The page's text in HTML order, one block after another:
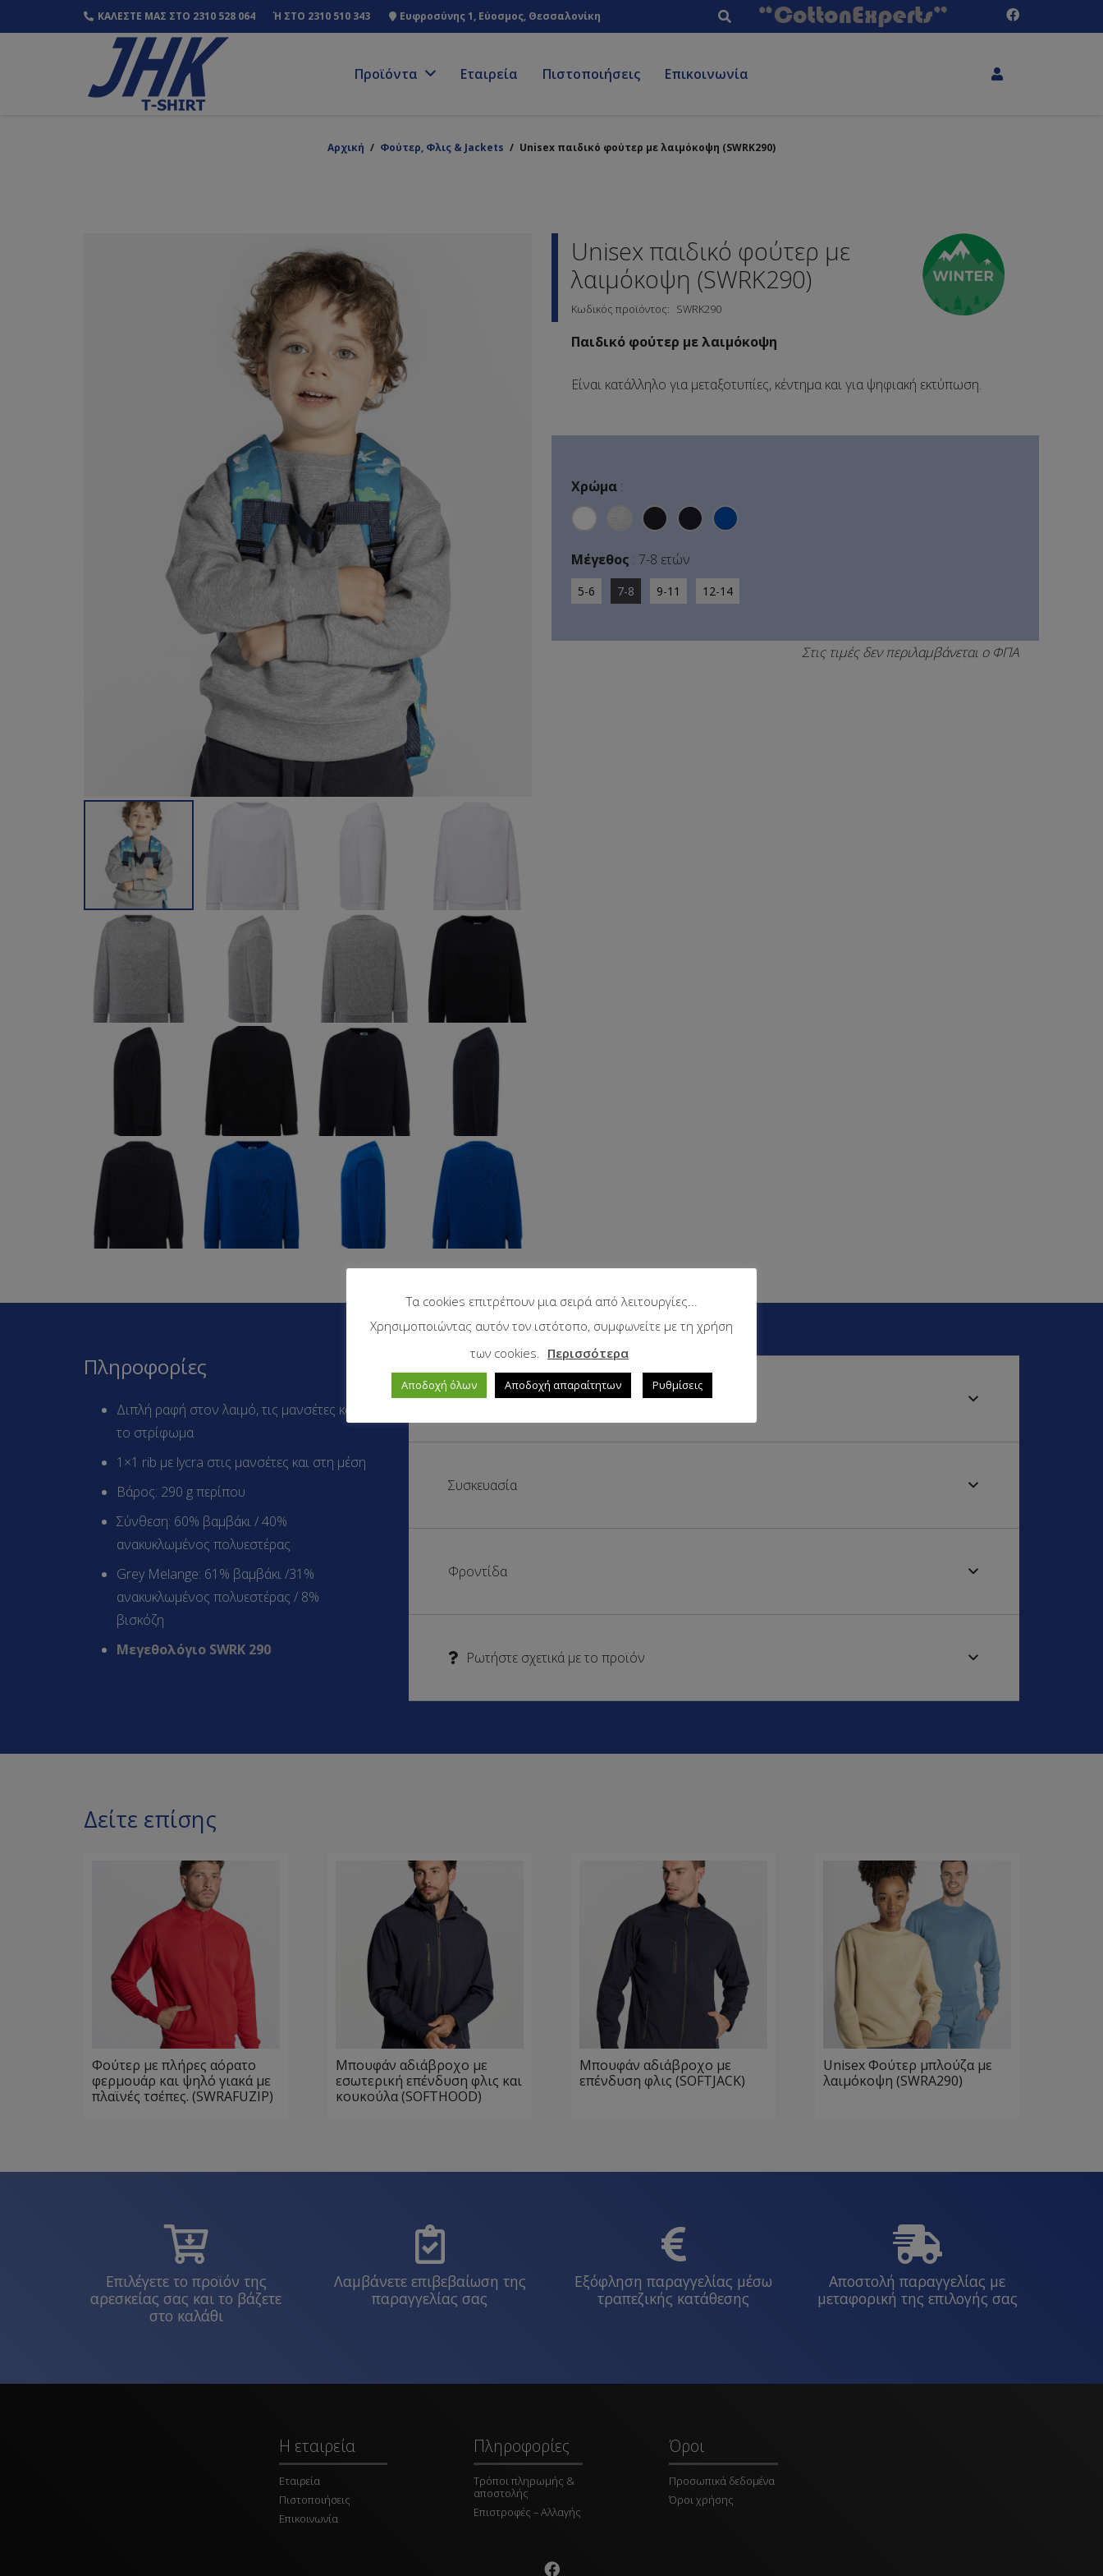
ΚΑΛΕΣΤΕ ΜΑΣ ΣΤΟ 2310 528 064 Ή ΣΤΟ 2310 510 343 Ευφροσύνης 1, Εύοσμος, Θεσσαλονίκη
Προϊόντα Εταιρεία Πιστοποιήσεις Επικοινωνία
Αρχική / Φούτερ, Φλις & Jackets / Unisex παιδικό φούτερ με λαιμόκοψη (SWRK290)
Unisex παιδικό φούτερ με
λαιμόκοψη (SWRK290)
Κωδικός προϊόντος: SWRK290
Παιδικό φούτερ με λαιμόκοψη
Είναι κατάλληλο για μεταξοτυπίες, κέντημα και για ψηφιακή εκτύπωση.
Χρώμα :
Μέγεθος : 7-8 ετών
5-6 7-8 9-11 12-14
Στις τιμές δεν περιλαμβάνεται ο ΦΠΑ
Πληροφορίες
Διπλή ραφή στον λαιμό, τις μανσέτες και
το στρίφωμα
1×1 rib με lycra στις μανσέτες και στη μέση
Βάρος: 290 g περίπου
Σύνθεση: 60% βαμβάκι / 40%
ανακυκλωμένος πολυεστέρας
Grey Melange: 61% βαμβάκι /31%
ανακυκλωμένος πολυεστέρας / 8%
βισκόζη
Μεγεθολόγιο SWRK 290
Χαρακτηριστικά
Συσκευασία
Φροντίδα
Ρωτήστε σχετικά με το προϊόν
Δείτε επίσης
Φούτερ με πλήρες αόρατο
φερμουάρ και ψηλό γιακά με
πλαϊνές τσέπες. (SWRAFUZIP)
Μπουφάν αδιάβροχο με
εσωτερική επένδυση φλις και
κουκούλα (SOFTHOOD)
Μπουφάν αδιάβροχο με
επένδυση φλις (SOFTJACK)
Unisex Φούτερ μπλούζα με
λαιμόκοψη (SWRA290)
Επιλέγετε το προϊόν της
αρεσκείας σας και το βάζετε
στο καλάθι
Λαμβάνετε επιβεβαίωση της
παραγγελίας σας
Εξόφληση παραγγελίας μέσω
τραπεζικής κατάθεσης
Αποστολή παραγγελίας με
μεταφορική της επιλογής σας
Η εταιρεία
Εταιρεία
Πιστοποιήσεις
Επικοινωνία
Πληροφορίες
Τρόποι πληρωμής &
αποστολής
Επιστροφές – Αλλαγής
Όροι
Προσωπικά δεδομένα
Όροι χρήσης
Τα cookies επιτρέπουν μια σειρά από λειτουργίες...
Χρησιμοποιώντας αυτόν τον ιστότοπο, συμφωνείτε με τη χρήση
των cookies. Περισσότερα
Αποδοχή όλων Αποδοχή απαραίτητων Ρυθμίσεις